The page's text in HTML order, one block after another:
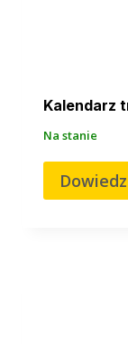
Kalendarz
Na stanie